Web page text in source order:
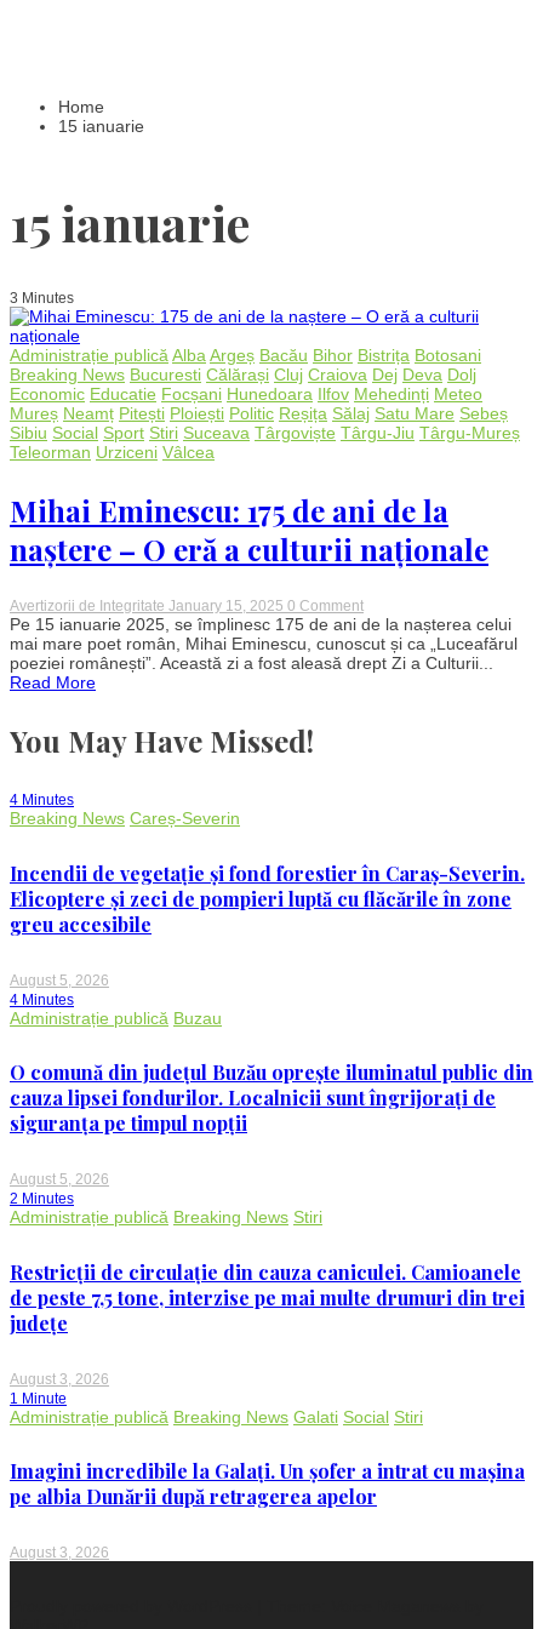
Home
15 ianuarie
15 ianuarie
3 Minutes
Administrație publicăAlbaArgeș Bacău Bihor Bistrița Botosani
Breaking News Bucuresti Călărași Cluj Craiova Dej Deva Dolj
Economic Educatie Focșani Hunedoara Ilfov Mehedinți Meteo
Mureș Neamț Pitești Ploiești Politic Reșița Sălaj Satu Mare Sebeș
Sibiu Social Sport Stiri Suceava Târgoviște Târgu-Jiu Târgu-Mureș
Teleorman Urziceni Vâlcea
Mihai Eminescu: 175 de ani de la
naștere – O eră a culturii naționale
Avertizorii de Integritate January 15, 2025 0 Commenton
Mihai
Eminescu:
175
de
Pe 15 ianuarie 2025, se împlinesc 175 de ani de la nașterea celui
mai mare poet român, Mihai Eminescu, cunoscut și ca „Luceafărul
poeziei românești”. Această zi a fost aleasă drept Zi a Culturii...
Read More
You May Have Missed!
4 Minutes
Breaking News Careș-Severin
Incendii de vegetație și fond forestier în Caraș-Severin.
Elicoptere și zeci de pompieri luptă cu flăcările în zone
greu accesibile
August 5, 2026
4 Minutes
Administrație publică Buzau
O comună din județul Buzău oprește iluminatul public din
cauza lipsei fondurilor. Localnicii sunt îngrijorați de
siguranța pe timpul nopții
August 5, 2026
2 Minutes
Administrație publică Breaking News Stiri
Restricții de circulație din cauza caniculei. Camioanele
de peste 7,5 tone, interzise pe mai multe drumuri din trei
județe
August 3, 2026
1 Minute
Administrație publică Breaking News Galati Social Stiri
Imagini incredibile la Galați. Un șofer a intrat cu mașina
pe albia Dunării după retragerea apelor
August 3, 2026